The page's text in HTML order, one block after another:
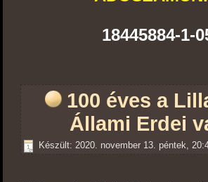
18445884-1-
100 éves a
Állami Erdei
Készült: 2020. november 13. péntek,